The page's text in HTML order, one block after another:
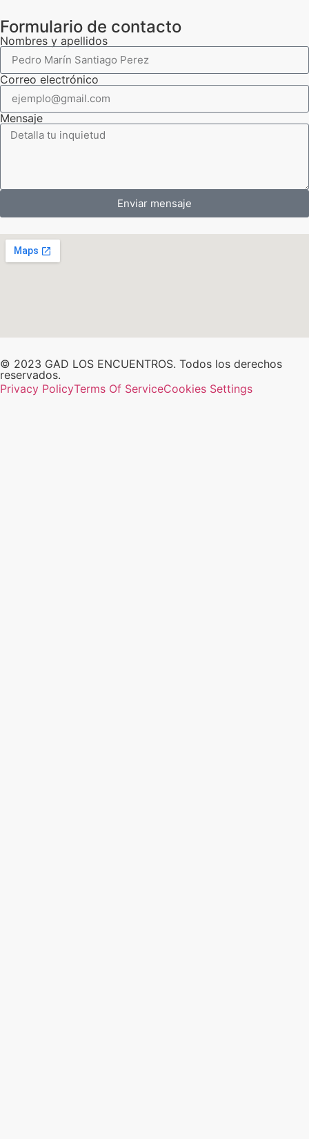
Formulario de contacto
Nombres y apellidos
Correo electrónico
Mensaje
Enviar mensaje
© 2023 GAD LOS ENCUENTROS. Todos los derechos
reservados.
Privacy PolicyTerms Of ServiceCookies Settings